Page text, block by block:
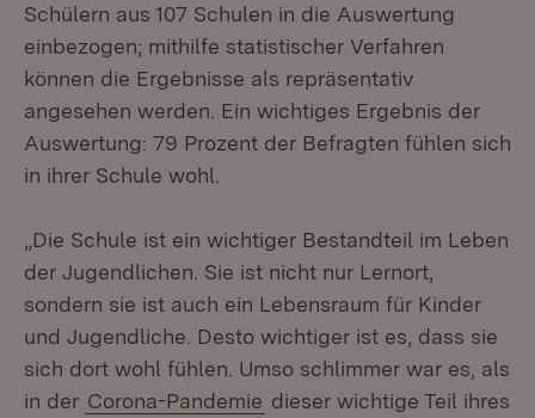
Schülern aus 107 Schulen in die Auswertung
einbezogen; mithilfe statistischer Verfahren
können die Ergebnisse als repräsentativ
angesehen werden. Ein wichtiges Ergebnis der
Auswertung: 79 Prozent der Befragten fühlen sich
in ihrer Schule wohl.
„Die Schule ist ein wichtiger Bestandteil im Leben
der Jugendlichen. Sie ist nicht nur Lernort,
sondern sie ist auch ein Lebensraum für Kinder
und Jugendliche. Desto wichtiger ist es, dass sie
sich dort wohl fühlen. Umso schlimmer war es, als
in der Corona-Pandemie dieser wichtige Teil ihres